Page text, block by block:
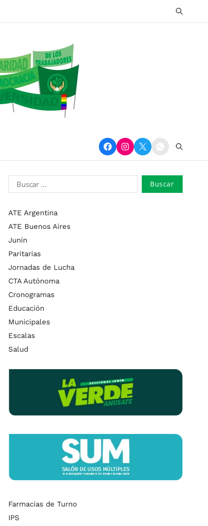
ATE Argentina
ATE Buenos Aires
Junín
Paritarias
Jornadas de Lucha
CTA Autónoma
Cronogramas
Educación
Municipales
Escalas
Salud
Farmacias de Turno
IPS